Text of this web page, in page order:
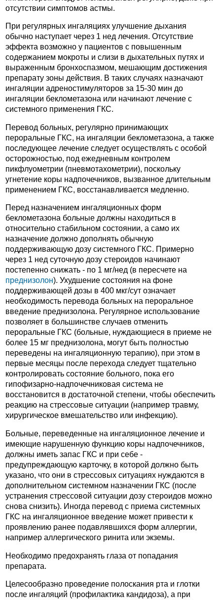
отсутствии симптомов астмы.
При регулярных ингаляциях улучшение дыхания
обычно наступает через 1 нед лечения. Отсутствие
эффекта возможно у пациентов с повышенным
содержанием мокроты и слизи в дыхательных путях и
выраженным бронхоспазмом, мешающим достижения
препарату зоны действия. В таких случаях назначают
ингаляции адреностимуляторов за 15-30 мин до
ингаляции беклометазона или начинают лечение с
системного применения ГКС.
Перевод больных, регулярно принимающих
пероральные ГКС, на ингаляции беклометазона, а также
последующее лечение следует осуществлять с особой
осторожностью, под ежедневным контролем
пикфлуометрии (пневмотахометрии), поскольку
угнетение коры надпочечников, вызванное длительным
применением ГКС, восстанавливается медленно.
Перед назначением ингаляционных форм
беклометазона больные должны находиться в
относительно стабильном состоянии, а само их
назначение должно дополнять обычную
поддерживающую дозу системного ГКС. Примерно
через 1 нед суточную дозу стероидов начинают
постепенно снижать - по 1 мг/нед (в пересчете на
преднизолон). Ухудшение состояния на фоне
поддерживающей дозы в 400 мкг/сут означает
необходимость перевода больных на пероральное
введение преднизолона. Регулярное использование
позволяет в большинстве случаев отменить
пероральные ГКС (больные, нуждающиеся в приеме не
более 15 мг преднизолона, могут быть полностью
переведены на ингаляционную терапию), при этом в
первые месяцы после перехода следует тщательно
контролировать состояние больного, пока его
гипофизарно-надпочечниковая система не
восстановится в достаточной степени, чтобы обеспечить
реакцию на стрессовые ситуации (например травму,
хирургическое вмешательство или инфекцию).
Больные, переведенные на ингаляционное лечение и
имеющие нарушенную функцию коры надпочечников,
должны иметь запас ГКС и при себе -
предупреждающую карточку, в которой должно быть
указано, что они в стрессовых ситуациях нуждаются в
дополнительном системном назначении ГКС (после
устранения стрессовой ситуации дозу стероидов можно
снова снизить). Иногда перевод с приема системных
ГКС на ингаляционное введение может привести к
проявлению ранее подавлявшихся форм аллергии,
например аллергического ринита или экземы.
Необходимо предохранять глаза от попадания
препарата.
Целесообразно проведение полоскания рта и глотки
после ингаляций (профилактика кандидоза), а при